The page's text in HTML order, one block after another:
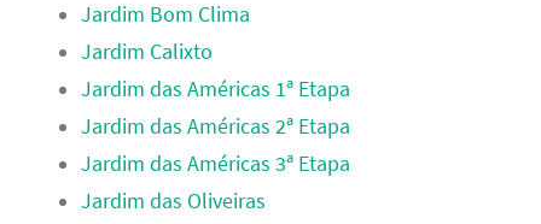
Jardim Bom Clima
Jardim Calixto
Jardim das Américas 1ª Etapa
Jardim das Américas 2ª Etapa
Jardim das Américas 3ª Etapa
Jardim das Oliveiras